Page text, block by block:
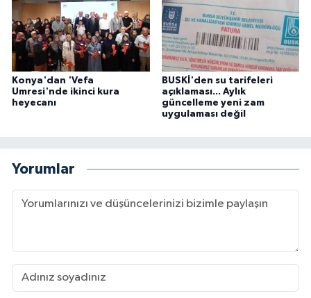
Konya'dan 'Vefa
Umresi'nde ikinci kura
heyecanı
BUSKİ'den su tarifeleri
açıklaması... Aylık
güncelleme yeni zam
uygulaması değil
Yorumlar